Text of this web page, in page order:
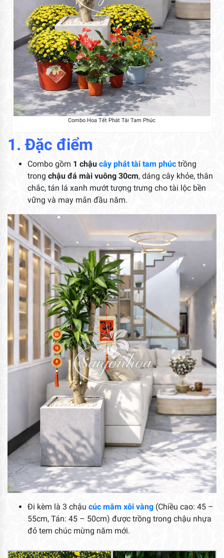
Combo Hoa Tết Phát Tài Tam Phúc
1. Đặc điểm
Combo gồm 1 chậu cây phát tài tam phúc trồng
trong chậu đá mài vuông 30cm, dáng cây khỏe, thân
chắc, tán lá xanh mướt tượng trưng cho tài lộc bền
vững và may mắn đầu năm.
Đi kèm là 3 chậu cúc mâm xôi vàng (Chiều cao: 45 –
55cm, Tán: 45 – 50cm) được trồng trong chậu nhựa
đỏ tem chúc mừng năm mới.